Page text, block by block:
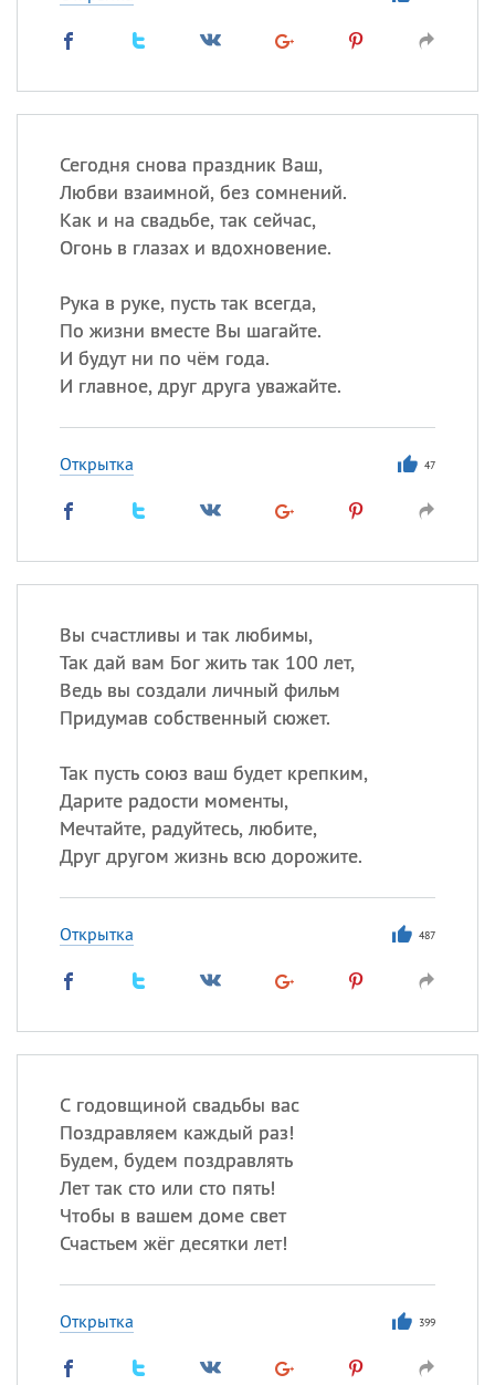
Сегодня снова праздник Ваш,
Любви взаимной, без сомнений.
Как и на свадьбе, так сейчас,
Огонь в глазах и вдохновение.
Рука в руке, пусть так всегда,
По жизни вместе Вы шагайте.
И будут ни по чём года.
И главное, друг друга уважайте.
Открытка 47
Вы счастливы и так любимы,
Так дай вам Бог жить так 100 лет,
Ведь вы создали личный фильм
Придумав собственный сюжет.
Так пусть союз ваш будет крепким,
Дарите радости моменты,
Мечтайте, радуйтесь, любите,
Друг другом жизнь всю дорожите.
Открытка 487
С годовщиной свадьбы вас
Поздравляем каждый раз!
Будем, будем поздравлять
Лет так сто или сто пять!
Чтобы в вашем доме свет
Счастьем жёг десятки лет!
Открытка 399